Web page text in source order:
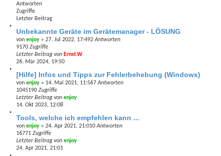
t
S
u
c
h
e
Antworten
Zugriffe
Letzter Beitrag
Unbekannte Geräte im Gerätemanager - LÖSUNG
von enjoy » 27. Jul 2022, 17:492Antworten
9170 Zugriffe
Letzter Beitrag von Ernst.W
26. Mär 2024, 19:50
[Hilfe] Infos und Tipps zur Fehlerbehebung (Windows)
von enjoy » 14. Mai 2021, 11:567Antworten
1045190 Zugriffe
Letzter Beitrag von enjoy
14. Okt 2023, 12:08
Tools, welche ich empfehlen kann ...
von enjoy » 24. Apr 2021, 21:010Antworten
16771 Zugriffe
Letzter Beitrag von enjoy
24. Apr 2021, 21:01